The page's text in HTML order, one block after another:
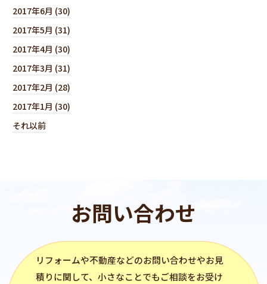
2017年6月 (30)
2017年5月 (31)
2017年4月 (30)
2017年3月 (31)
2017年2月 (28)
2017年1月 (30)
それ以前
お問い合わせ
リフォームや不動産などのお問い合わせやお見
積りに関して、小さなことでもご相談をお受け